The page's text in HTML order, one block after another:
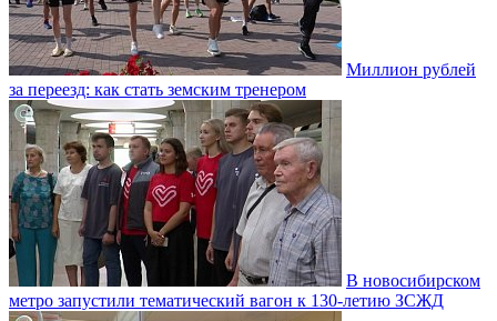
Миллион рублей
за переезд: как стать земским тренером
В новосибирском
метро запустили тематический вагон к 130-летию ЗСЖД